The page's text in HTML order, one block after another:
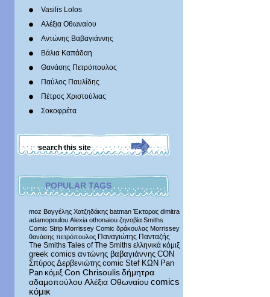
Vasilis Lolos
Αλέξια Οθωναίου
Αντώνης Βαβαγιάννης
Βάλια Καπάδαη
Θανάσης Πετρόπουλος
Παύλος Παυλίδης
Πέτρος Χριστούλιας
Σοκοφρέτα
POPULAR TAGS
moz Βαγγέλης Χατζηδάκης batman Έκτορας dimitra
adamopoulou Alexia othonaiou ζηνοβία Smiths
Comic Strip Morrissey Comic δράκουλας Morrissey
θανάσης πετρόπουλος Παναγιώτης Πανταζής
The Smiths Tales of The Smiths ελληνικά κόμιξ
greek comics αντώνης βαβαγιάννης CON
Σπύρος Δερβενιώτης comic Stef ΚΩΝ Pan
Pan κόμιξ Con Chrisoulis δήμητρα
αδαμοπούλου Αλέξια Οθωναίου comics
κόμικ